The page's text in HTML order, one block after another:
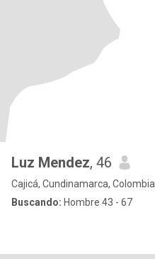
Luz Mendez, 46
Cajicá, Cundinamarca, Colombia
Buscando: Hombre 43 - 67